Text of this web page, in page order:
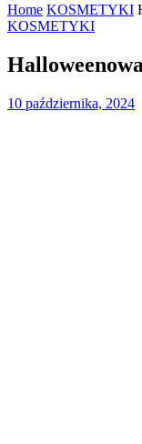
Home KOSMETYKI
KOSMETYKI
10 października, 2024